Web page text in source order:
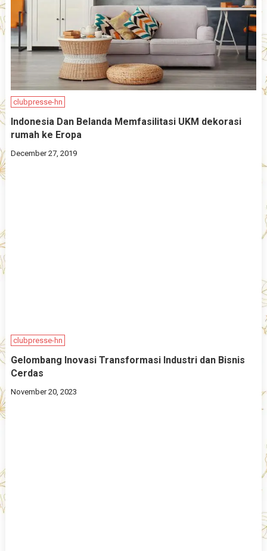
clubpresse-hn
Indonesia Dan Belanda Memfasilitasi UKM dekorasi
rumah ke Eropa
December 27, 2019
clubpresse-hn
Gelombang Inovasi Transformasi Industri dan Bisnis
Cerdas
November 20, 2023